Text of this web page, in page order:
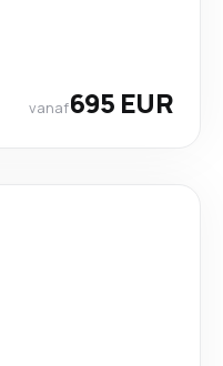
vanaf695 EUR